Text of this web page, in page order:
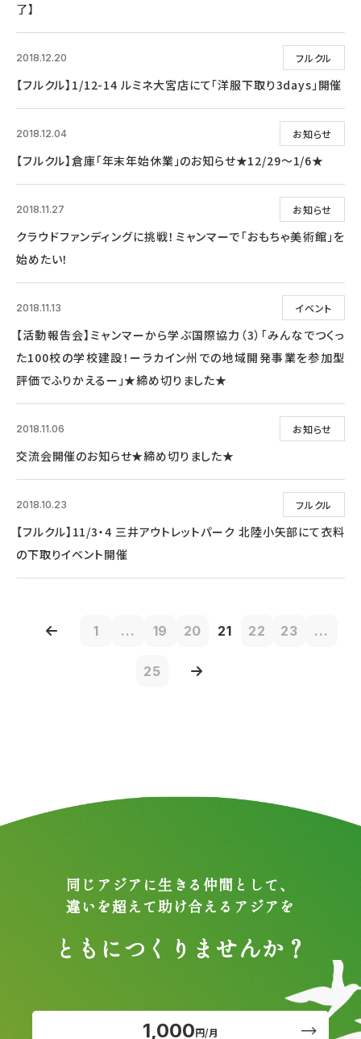
了】
フルクル
2018.12.20
【フルクル】1/12-14 ルミネ大宮店にて「洋服下取り3days」開催
お知らせ
2018.12.04
【フルクル】倉庫「年末年始休業」のお知らせ★12/29～1/6★
お知らせ
2018.11.27
クラウドファンディングに挑戦！ミャンマーで「おもちゃ美術館」を
始めたい！
イベント
2018.11.13
【活動報告会】ミャンマーから学ぶ国際協力（3）「みんなでつくっ
た100校の学校建設！ーラカイン州での地域開発事業を参加型
評価でふりかえるー」★締め切りました★
お知らせ
2018.11.06
交流会開催のお知らせ★締め切りました★
フルクル
2018.10.23
【フルクル】11/3・4 三井アウトレットパーク 北陸小矢部にて衣料
の下取りイベント開催
1 ... 19 20 21 22 23 ...
25
同じアジアに生きる仲間として、
違いを超えて助け合えるアジアを
ともにつくりませんか？
1,000円/月